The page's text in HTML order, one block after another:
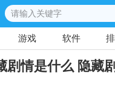
游戏 软件
剧情是什么 隐藏